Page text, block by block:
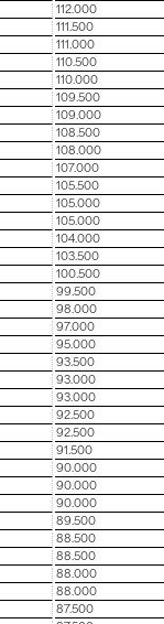
112.000
111.500
111.000
110.500
110.000
109.500
109.000
108.500
108.000
107.000
105.500
105.000
105.000
104.000
103.500
100.500
99.500
98.000
97.000
95.000
93.500
93.000
93.000
92.500
92.500
91.500
90.000
90.000
90.000
89.500
88.500
88.500
88.000
88.000
87.500